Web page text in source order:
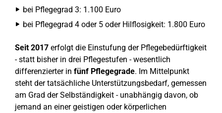
bei Pflegegrad 3: 1.100 Euro
bei Pflegegrad 4 oder 5 oder Hilflosigkeit: 1.800 Euro
Seit 2017 erfolgt die Einstufung der Pflegebedürftigkeit
- statt bisher in drei Pflegestufen - wesentlich
differenzierter in fünf Pflegegrade. Im Mittelpunkt
steht der tatsächliche Unterstützungsbedarf, gemessen
am Grad der Selbständigkeit - unabhängig davon, ob
jemand an einer geistigen oder körperlichen